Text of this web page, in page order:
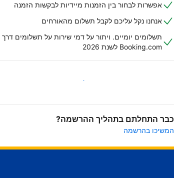
אפשרות לבחור בין הזמנות מיידיות לבקשות הזמנה
אנחנו נקל עליכם לקבל תשלום מהאורחים
תשלומים יומיים. ויתור על דמי שירות על תשלומים דרך
Booking.com לשנת 2026
בואו נתחיל
כבר התחלתם בתהליך ההרשמה?
המשיכו בהרשמה